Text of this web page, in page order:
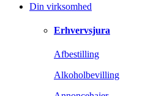
Din virksomhed
Erhvervsjura
Afbestilling
Alkoholbevilling